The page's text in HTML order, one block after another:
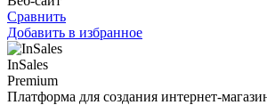
Сравнить
Добавить в избранное
InSales
Premium
Платформа для создания интернет-